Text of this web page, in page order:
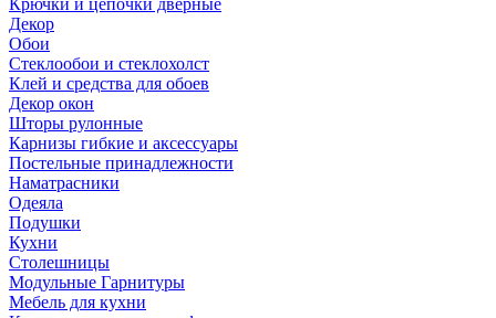
Крючки и цепочки дверные
Декор
Обои
Стеклообои и стеклохолст
Клей и средства для обоев
Декор окон
Шторы рулонные
Карнизы гибкие и аксессуары
Постельные принадлежности
Наматрасники
Одеяла
Подушки
Кухни
Столешницы
Модульные Гарнитуры
Мебель для кухни